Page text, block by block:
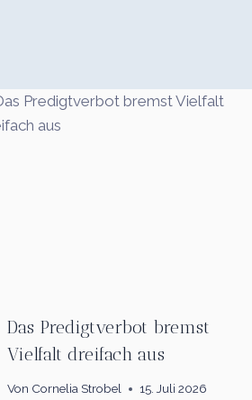
Das Predigtverbot bremst
Vielfalt dreifach aus
Von Cornelia Strobel 15. Juli 2026